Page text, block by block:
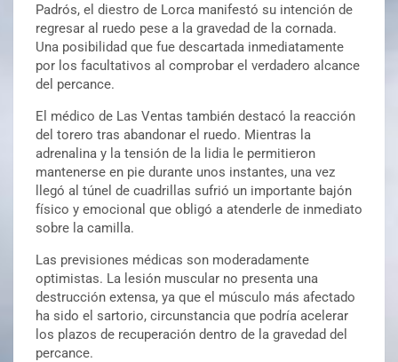
Padrós, el diestro de Lorca manifestó su intención de
regresar al ruedo pese a la gravedad de la cornada.
Una posibilidad que fue descartada inmediatamente
por los facultativos al comprobar el verdadero alcance
del percance.
El médico de Las Ventas también destacó la reacción
del torero tras abandonar el ruedo. Mientras la
adrenalina y la tensión de la lidia le permitieron
mantenerse en pie durante unos instantes, una vez
llegó al túnel de cuadrillas sufrió un importante bajón
físico y emocional que obligó a atenderle de inmediato
sobre la camilla.
Las previsiones médicas son moderadamente
optimistas. La lesión muscular no presenta una
destrucción extensa, ya que el músculo más afectado
ha sido el sartorio, circunstancia que podría acelerar
los plazos de recuperación dentro de la gravedad del
percance.